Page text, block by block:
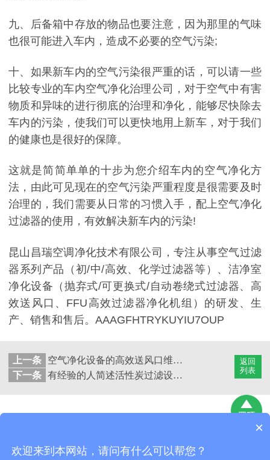
九、后备箱中存放的物品也要注意，因为那里的气味
也很可能进入车内，造成不必要的空气污染;
十、如果新车内的空气污染很严重的话，可以请一些
比较专业的车内空气净化治理公司，对于空气中有害
物质和异味的进行彻底的治理和净化，能够尽快除去
车内的污染，使我们可以更快地用上新车，对于我们
的健康也是很好的保障。
这就是简简单单的十步为您介绍车内的空气净化方
法，由此可见现在的空气污染严重程度是很需要及时
治理的，我们需要从日常的习惯入手，配上空气净化
过滤器的使用，有效解决新车内的污染!
昆山昌瑞空调净化技术有限公司，专注从事空气过滤
器系列产品（初/中/高效、化学过滤器等）、洁净室
净化设备（抛弃式/可更换式/自动卷绕式过滤器、高
效送风口、FFU高效过滤器净化机组）的研发、生
产、销售和售后。AAAGFHTRYKUYIU7OUP
返回
列表
上一条
空气净化设备的高效送风口维护需要注意的要点
下一条
有经验的人简述活性炭过滤设备的基本技术和性能
地址：昆山市巴城镇石牌相石路998号
×
欢迎来到本网站，请问有什么可以帮您？